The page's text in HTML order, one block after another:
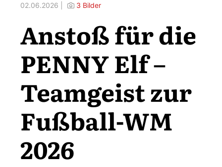
Fotos – Vorstand
02.06.2026 | 3 Bilder
Anstoß für die
PENNY Elf –
Teamgeist zur
Fußball-WM
2026